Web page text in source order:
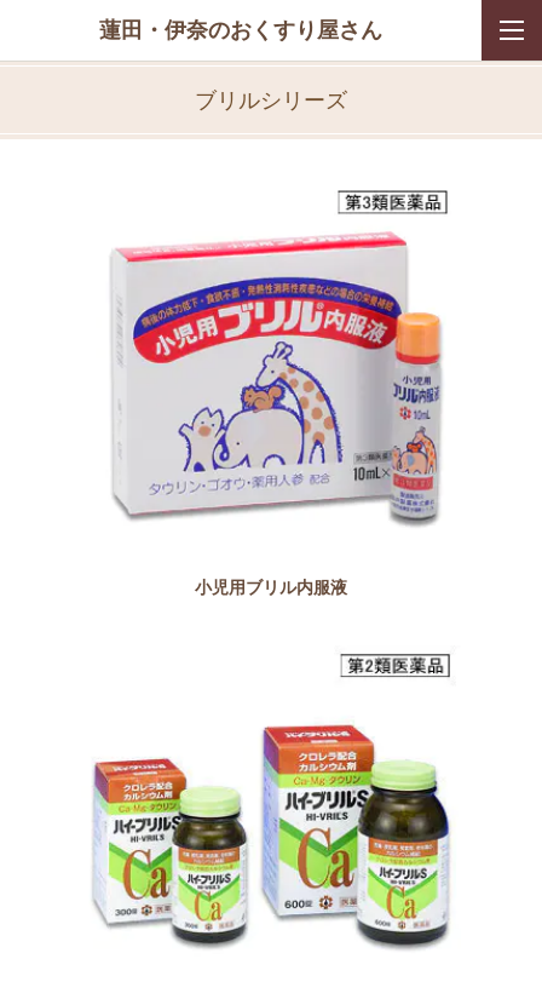
蓮田・伊奈のおくすり屋さん
ブリルシリーズ
小児用ブリル内服液